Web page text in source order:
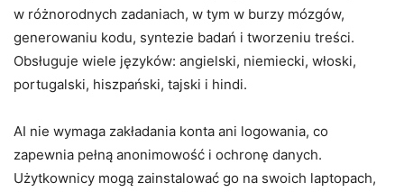
w różnorodnych zadaniach, w tym w burzy mózgów,
generowaniu kodu, syntezie badań i tworzeniu treści.
Obsługuje wiele języków: angielski, niemiecki, włoski,
portugalski, hiszpański, tajski i hindi.
AI nie wymaga zakładania konta ani logowania, co
zapewnia pełną anonimowość i ochronę danych.
Użytkownicy mogą zainstalować go na swoich laptopach,